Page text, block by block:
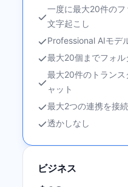
一度に最大20件の
文字起こし
Professional AIモデ
最大20個までフォル
最大20件のトラン
ャット
最大2つの連携を接続
透かしなし
ビジネス